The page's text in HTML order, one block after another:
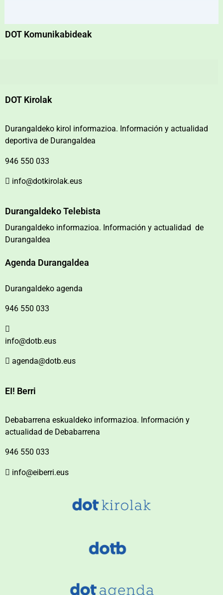
DOT Komunikabideak
DOT Kirolak
Durangaldeko kirol informazioa. Información y actualidad
deportiva de Durangaldea
946 550 033
info@dotkirolak.eus
Durangaldeko Telebista
Durangaldeko informazioa. Información y actualidad de
Durangaldea
Agenda Durangaldea
Durangaldeko agenda
946 550 033
info@dotb.eus
agenda@dotb.eus
EI! Berri
Debabarrena eskualdeko informazioa. Información y
actualidad de Debabarrena
946 550 033
info@eiberri.eus